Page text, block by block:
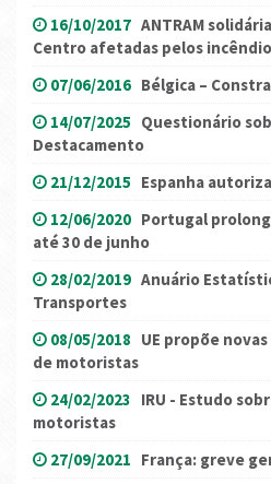
16/10/2017 ANTRAM
Centro afetadas pelos
07/06/2016 Bélgica –
14/07/2025 Questionário
Destacamento
21/12/2015 Espanha
12/06/2020 Portugal
até 30 de junho
28/02/2019 Anuário
Transportes
08/05/2018 UE propõe
de motoristas
24/02/2023 IRU - Estudo
motoristas
27/09/2021 França: greve